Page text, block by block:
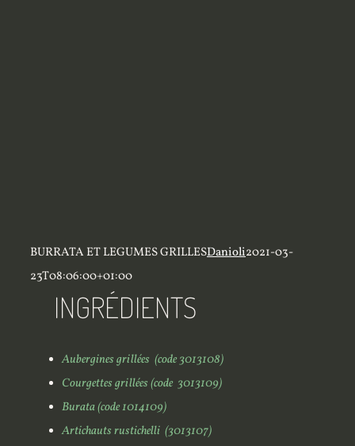
BURRATA ET LEGUMES GRILLESDanioli2021-03-
23T08:06:00+01:00
INGRÉDIENTS
Aubergines grillées (code 3013108)
Courgettes grillées (code 3013109)
Burata (code 1014109)
Artichauts rustichelli (3013107)